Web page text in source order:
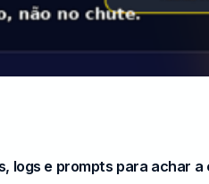
logs e prompts para achar a